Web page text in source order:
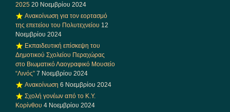
2025 20 Νοεμβρίου 2024
Ανακοίνωση για τον εορτασμό
της επετείου του Πολυτεχνείου 12
Νοεμβρίου 2024
Εκπαιδευτική επίσκεψη του
Δημοτικού Σχολείου Περαχώρας
στο Βιωματικό Λαογραφικό Μουσείο
“Λινός” 7 Νοεμβρίου 2024
Ανακοίνωση 6 Νοεμβρίου 2024
Σχολή γονέων από το Κ.Υ.
Κορίνθου 4 Νοεμβρίου 2024